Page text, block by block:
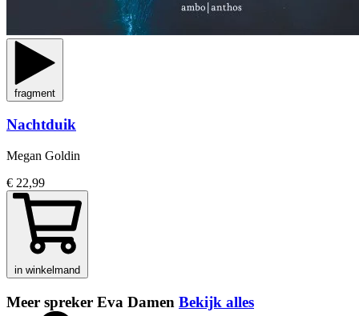
fragment
Nachtduik
Megan Goldin
€ 22,99
in winkelmand
Meer spreker Eva Damen Bekijk alles